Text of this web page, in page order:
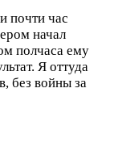
почти час
начал
полчаса ему
Я оттуда
без войны за